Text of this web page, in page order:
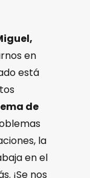
en
está
de
la
en el
¡Se nos